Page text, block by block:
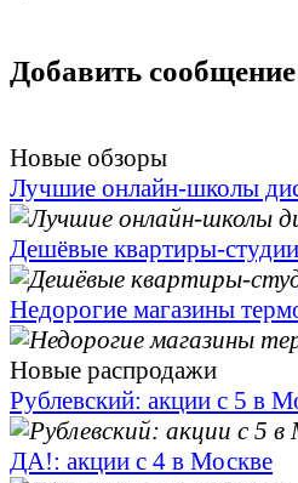
Добавить сообщение
Новые обзоры
Лучшие онлайн-школы
Дешёвые квартиры-
Недорогие магазины
Новые распродажи
Рублевский: акции с 5 в
ДА!: акции с 4 в Москве